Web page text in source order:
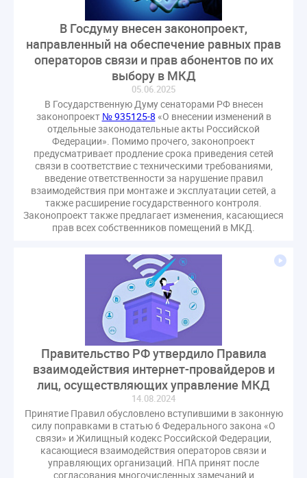
общее собрание собственников
ответственность
пени по жку
перерасчет платы
тарифы
теплоснабжение
штраф
ВОК
Всероссийское совещание
ГД
Госсовет
Жилищная инспекция
Закон Хинштейна
Зарубежный опыт
Исследования
Казань
Минфин НДС
Общественная палата
Рабочая группа
Регулирование Персональные данные ЕГРН
СРО регулирование ГЖИ лицензирование надзор
Совет Федерации
Сотрудничество
вебинар
водоснабжение
выставка ЖКХ
законопроект
информационная система ЖКХ
контроль
мораторий
обсуждение
отчетность УК
персональные данные
реформирование ЖКХ
2035 ВЦИОМ
Владимир Путин
ГИС ЖКС
ГПК РФ ГУО
Геллер
Государственная дума
Дезинфекция
Дума
ЕФИЦ
Законопроект Минстрой
Законопроект Пахомов Кошелев
Законопроект теплоснабжение ответственность
Законотворчество
Заседание
ИПУ
Игорь Владимиров
Качество
Кейс
В Госдуму внесен законопроект,
направленный на обеспечение равных прав
операторов связи и прав абонентов по их
выбору в МКД
05.06.2025
В Государственную Думу сенаторами РФ внесен
законопроект № 935125-8 «О внесении изменений в
отдельные законодательные акты Российской
Федерации». Помимо прочего, законопроект
предусматривает продление срока приведения сетей
связи в соответствие с техническими требованиями,
введение ответственности за нарушение правил
взаимодействия при монтаже и эксплуатации сетей, а
также расширение государственного контроля.
Законопроект также предлагает изменения, касающиеся
прав всех собственников помещений в МКД.
Правительство РФ утвердило Правила
взаимодействия интернет-провайдеров и
лиц, осуществляющих управление МКД
14.08.2024
Принятие Правил обусловлено вступившими в законную
силу поправками в статью 6 Федерального закона «О
связи» и Жилищный кодекс Российской Федерации,
касающиеся взаимодействия операторов связи и
управляющих организаций. НПА принят после
согласования многочисленных замечаний и